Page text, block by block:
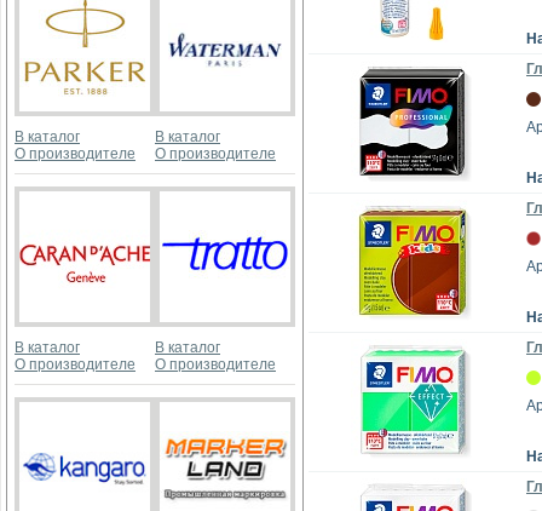
В каталог
О производителе
В каталог
О производителе
В каталог
О производителе
В каталог
О производителе